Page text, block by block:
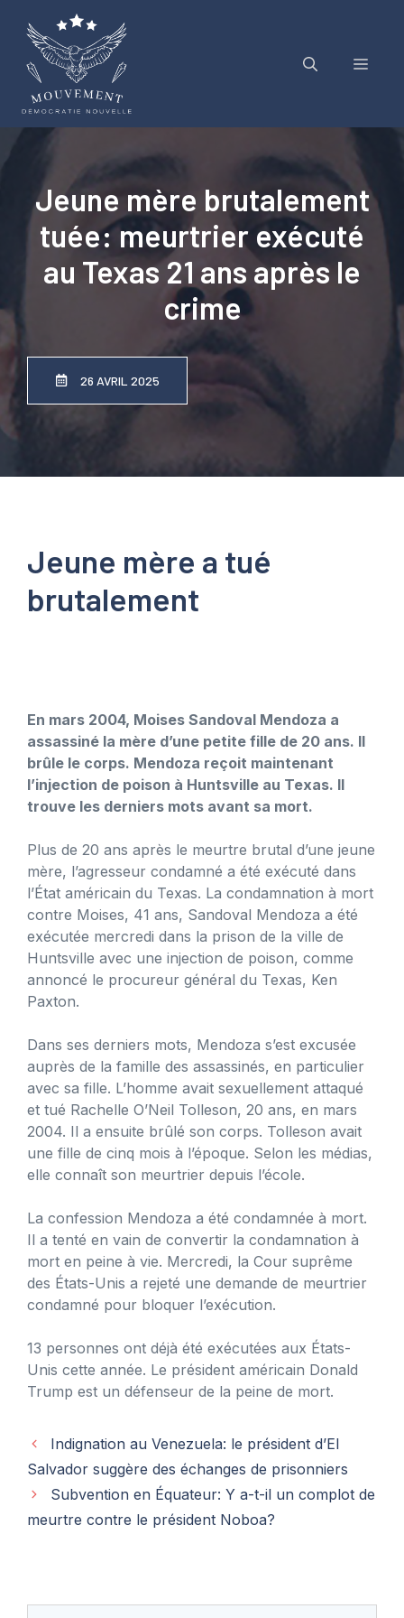
contenu
Menu
Jeune mère brutalement
tuée: meurtrier exécuté
au Texas 21 ans après le
crime
26 AVRIL 2025
Jeune mère a tué
brutalement
En mars 2004, Moises Sandoval Mendoza a
assassiné la mère d’une petite fille de 20 ans. Il
brûle le corps. Mendoza reçoit maintenant
l’injection de poison à Huntsville au Texas. Il
trouve les derniers mots avant sa mort.
Plus de 20 ans après le meurtre brutal d’une jeune
mère, l’agresseur condamné a été exécuté dans
l’État américain du Texas. La condamnation à mort
contre Moises, 41 ans, Sandoval Mendoza a été
exécutée mercredi dans la prison de la ville de
Huntsville avec une injection de poison, comme
annoncé le procureur général du Texas, Ken
Paxton.
Dans ses derniers mots, Mendoza s’est excusée
auprès de la famille des assassinés, en particulier
avec sa fille. L’homme avait sexuellement attaqué
et tué Rachelle O’Neil Tolleson, 20 ans, en mars
2004. Il a ensuite brûlé son corps. Tolleson avait
une fille de cinq mois à l’époque. Selon les médias,
elle connaît son meurtrier depuis l’école.
La confession Mendoza a été condamnée à mort.
Il a tenté en vain de convertir la condamnation à
mort en peine à vie. Mercredi, la Cour suprême
des États-Unis a rejeté une demande de meurtrier
condamné pour bloquer l’exécution.
13 personnes ont déjà été exécutées aux États-
Unis cette année. Le président américain Donald
Trump est un défenseur de la peine de mort.
Indignation au Venezuela: le président d’El
Salvador suggère des échanges de prisonniers
Subvention en Équateur: Y a-t-il un complot de
meurtre contre le président Noboa?